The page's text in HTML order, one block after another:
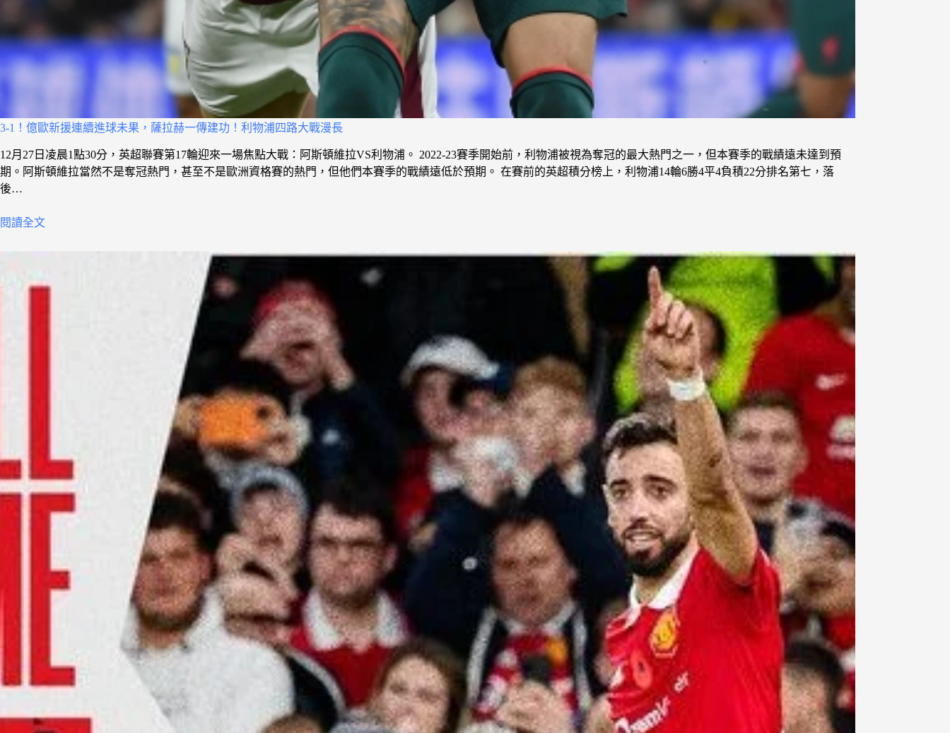
3-1！億歐新援連續進球未果，薩拉赫一傳建功！利物浦四路大戰漫長
12月27日凌晨1點30分，英超聯賽第17輪迎來一場焦點大戰：阿斯頓維拉VS利物浦。 2022-23賽季開始前，利物浦被視為奪冠的最大熱門之一，但本賽季的戰績遠未達到預
期。阿斯頓維拉當然不是奪冠熱門，甚至不是歐洲資格賽的熱門，但他們本賽季的戰績遠低於預期。 在賽前的英超積分榜上，利物浦14輪6勝4平4負積22分排名第七，落
後…
閱讀全文